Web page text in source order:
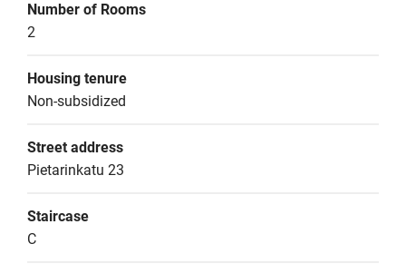
Number of Rooms
2
Housing tenure
Non-subsidized
Street address
Pietarinkatu 23
Staircase
C